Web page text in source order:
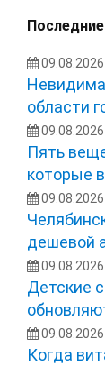
09.08.2026
области
Пять
которые
09.08.2026
дешевой
09.08.2026
Детские
Когда